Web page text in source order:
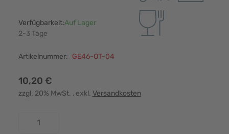
Verfügbarkeit:Auf Lager
2-3 Tage
Artikelnummer: GE46-OT-04
10,20 €
zzgl. 20% MwSt. , exkl. Versandkosten